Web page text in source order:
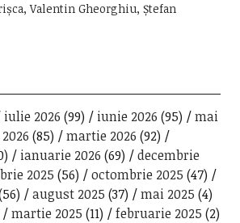
Valentin Gheorghiu, Ștefan
iulie 2026 (99) iunie 2026 (95)
mai
(85) martie 2026 (92)
ianuarie 2026 (69)
decembrie
2025 (56) octombrie 2025 (47)
august 2025 (37) mai 2025 (4)
martie 2025 (11) februarie 2025 (2)